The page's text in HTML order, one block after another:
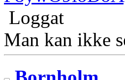
Loggat
Man kan ikke